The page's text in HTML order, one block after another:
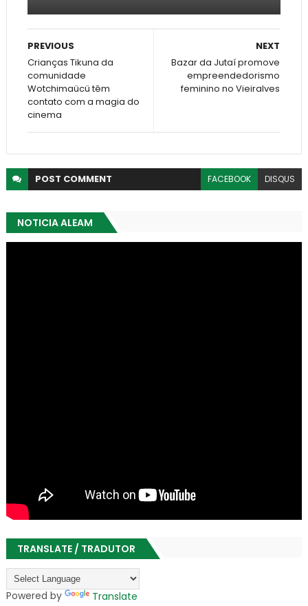
NEXT
Bazar da Jutaí promove
empreendedorismo
feminino no Vieiralves
PREVIOUS
Crianças Tikuna da
comunidade
Wotchimaücü têm
contato com a magia do
cinema
POST COMMENT FACEBOOK DISQUS
NOTICIA ALEAM
TRANSLATE / TRADUTOR
Powered by Translate